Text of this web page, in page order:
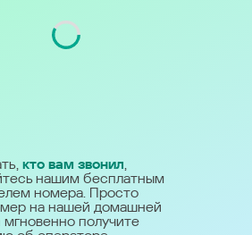
кто вам звонил,
нашим бесплатным
номера. Просто
на нашей домашней
получите